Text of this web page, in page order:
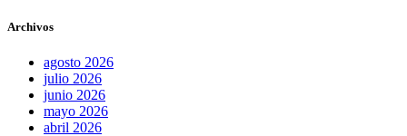
Archivos
agosto 2026
julio 2026
junio 2026
mayo 2026
abril 2026